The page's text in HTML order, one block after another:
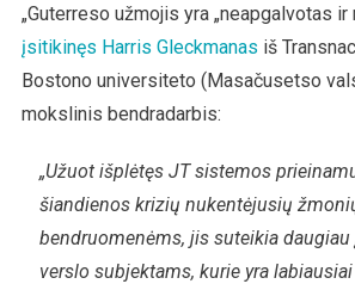
„Guterreso užmojis yra „neapgalvotas ir
įsitikinęs Harris Gleckmanas iš
Bostono universiteto (Masačusetso
mokslinis bendradarbis:
„Užuot išplėtęs JT sistemos
šiandienos krizių nukentėjusių
bendruomenėms, jis suteikia
verslo subjektams, kurie yra